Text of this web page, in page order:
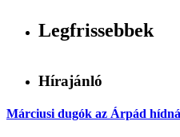
Legfrissebbek
Hírajánló
Márciusi dugók az Árpád